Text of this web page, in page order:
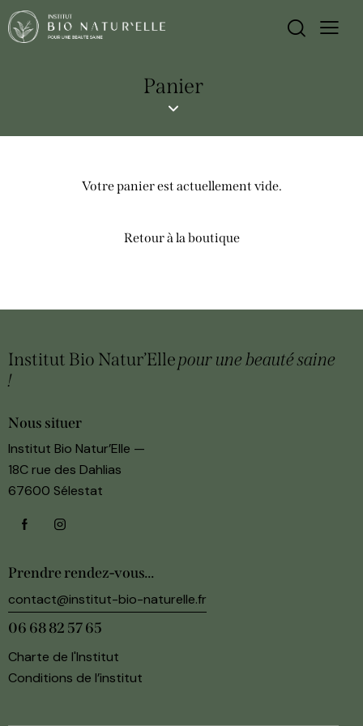
Panier
Votre panier est actuellement vide.
Retour à la boutique
Institut Bio Natur’Ellepour une beautésaine
!
Nous situer
Institut Bio Natur’Elle —
18C rue des Dahlias
67600 Sélestat
Prendre rendez-vous...
contact@institut-bio-naturelle.fr
06 68 82 57 65‬
Charte de l'Institut
Conditions de l’institut